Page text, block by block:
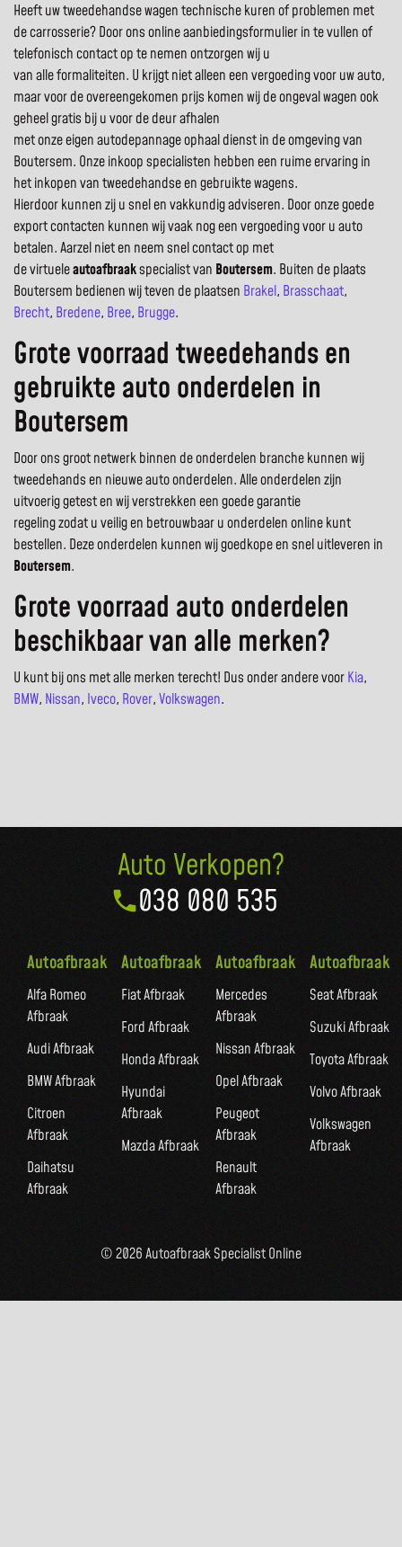
Heeft uw tweedehandse wagen technische kuren of problemen met
de carrosserie? Door ons online aanbiedingsformulier in te vullen of
telefonisch contact op te nemen ontzorgen wij u
van alle formaliteiten. U krijgt niet alleen een vergoeding voor uw auto,
maar voor de overeengekomen prijs komen wij de ongeval wagen ook
geheel gratis bij u voor de deur afhalen
met onze eigen autodepannage ophaal dienst in de omgeving van
Boutersem. Onze inkoop specialisten hebben een ruime ervaring in
het inkopen van tweedehandse en gebruikte wagens.
Hierdoor kunnen zij u snel en vakkundig adviseren. Door onze goede
export contacten kunnen wij vaak nog een vergoeding voor u auto
betalen. Aarzel niet en neem snel contact op met
de virtueleautoafbraakspecialist van Boutersem. Buiten de plaats
Boutersem bedienen wij teven de plaatsen Brakel, Brasschaat,
Brecht, Bredene, Bree, Brugge.
Grote voorraad tweedehands en
gebruikte auto onderdelen in
Boutersem
Door ons groot netwerk binnen de onderdelen branche kunnen wij
tweedehands en nieuwe auto onderdelen. Alle onderdelen zijn
uitvoerig getest en wij verstrekken een goede garantie
regeling zodat u veilig en betrouwbaar u onderdelen online kunt
bestellen. Deze onderdelen kunnen wij goedkope en snel uitleveren in
Boutersem.
Grote voorraad auto onderdelen
beschikbaar van alle merken?
U kunt bij ons met alle merken terecht! Dus onder andere voorKia,
BMW, Nissan, Iveco, Rover,Volkswagen.
Auto Verkopen?
038 080 535
Autoafbraak
Alfa Romeo
Afbraak
Audi Afbraak
BMW Afbraak
Citroen
Afbraak
Daihatsu
Afbraak
Autoafbraak
Fiat Afbraak
Ford Afbraak
Honda Afbraak
Hyundai
Afbraak
Mazda Afbraak
Autoafbraak
Mercedes
Afbraak
Nissan Afbraak
Opel Afbraak
Peugeot
Afbraak
Renault
Afbraak
Autoafbraak
Seat Afbraak
Suzuki Afbraak
Toyota Afbraak
Volvo Afbraak
Volkswagen
Afbraak
© 2026 Autoafbraak Specialist Online